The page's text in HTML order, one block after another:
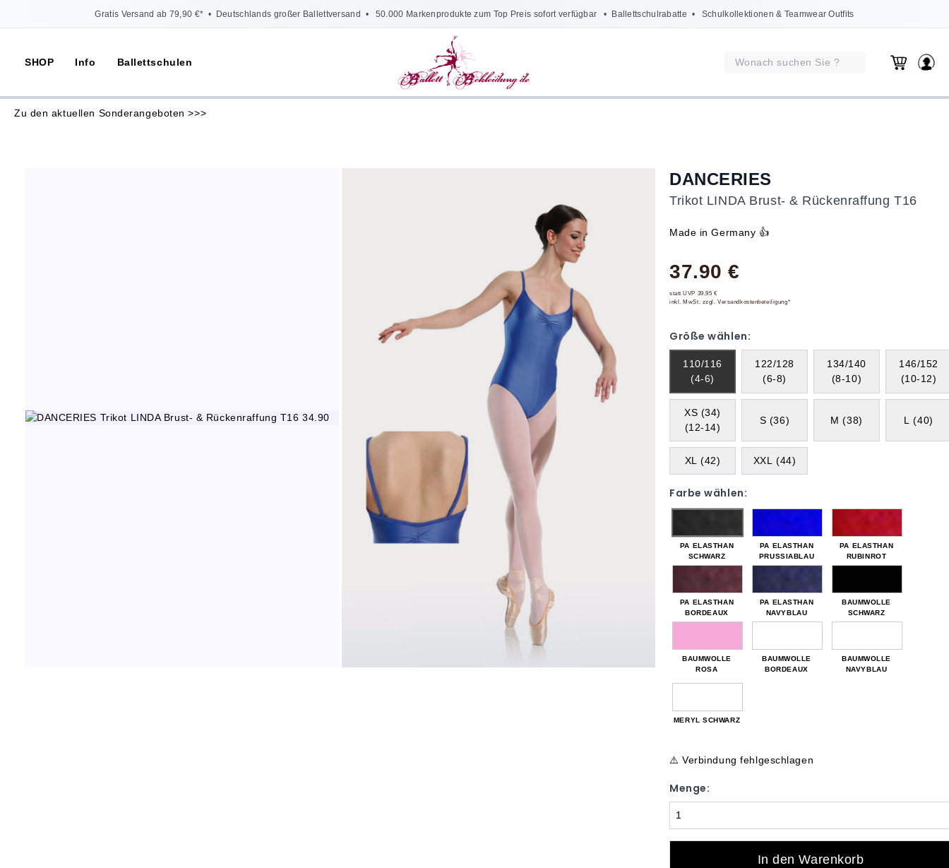
Gratis Versand ab 79,90 €* • Deutschlands großer Ballettversand • 50.000 Markenprodukte zum Top Preis sofort verfügbar • Ballettschulrabatte • Schulkollektionen & Teamwear Outfits
SHOP Info Ballettschulen
Zu den aktuellen Sonderangeboten >>>
DANCERIES
Trikot LINDA Brust- & Rückenraffung T16
Made in Germany 👍
37.90 €
statt UVP 39,95 €
inkl. MwSt. zzgl. Versandkostenbeteiligung*
Größe wählen:
110/116
(4-6)
122/128
(6-8)
134/140
(8-10)
146/152
(10-12)
XS (34)
(12-14)
S (36) M (38) L (40)
XL (42) XXL (44)
Farbe wählen:
PA ELASTHAN
SCHWARZ
PA ELASTHAN
PRUSSIABLAU
PA ELASTHAN
RUBINROT
PA ELASTHAN
BORDEAUX
PA ELASTHAN
NAVYBLAU
BAUMWOLLE
SCHWARZ
BAUMWOLLE
ROSA
BAUMWOLLE
BORDEAUX
BAUMWOLLE
NAVYBLAU
MERYL SCHWARZ
⚠️ Verbindung fehlgeschlagen
Menge:
In den Warenkorb